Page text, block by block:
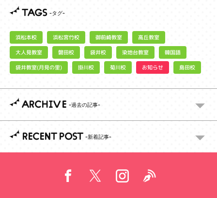
TAGS
浜松本校 浜松宮竹校 御前崎教室 高丘教室
大人見教室 磐田校 袋井校 染地台教室 韓国語
袋井教室(月見の里) 掛川校 菊川校 お知らせ 島田校
ARCHIVE
RECENT POST